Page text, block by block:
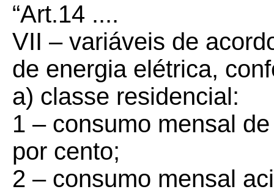
“Art.14 ....
VII – variáveis de
de energia elétrica,
a) classe residencial:
1 – consumo mensal
por cento;
2 – consumo mensal